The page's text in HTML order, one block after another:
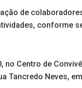
de
conforme
no Centro de
Tancredo Neves, em